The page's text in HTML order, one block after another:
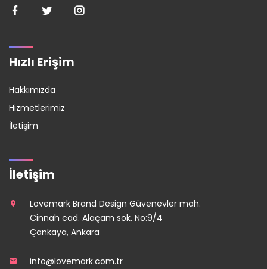
Hızlı Erişim
Hakkımızda
Hizmetlerimiz
İletişim
İletişim
Lovemark Brand Design Güvenevler mah.
Cinnah cad. Alaçam sok. No:9/4
Çankaya, Ankara
info@lovemark.com.tr